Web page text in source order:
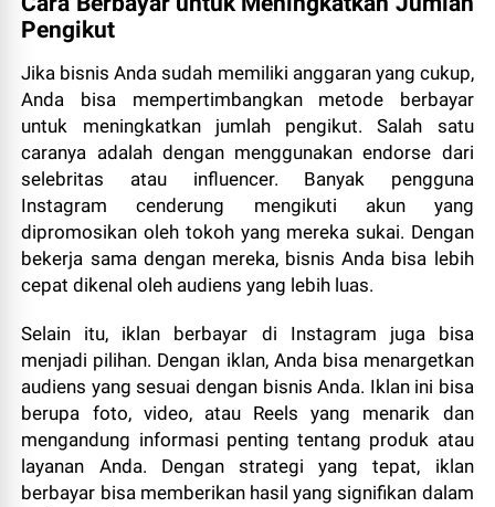
Pengikut
Jika bisnis Anda sudah memiliki anggaran yang cukup,
Anda bisa mempertimbangkan metode berbayar
untuk meningkatkan jumlah pengikut. Salah satu
caranya adalah dengan menggunakan endorse dari
selebritas atau influencer. Banyak pengguna
Instagram cenderung mengikuti akun yang
dipromosikan oleh tokoh yang mereka sukai. Dengan
bekerja sama dengan mereka, bisnis Anda bisa lebih
cepat dikenal oleh audiens yang lebih luas.
Selain itu, iklan berbayar di Instagram juga bisa
menjadi pilihan. Dengan iklan, Anda bisa menargetkan
audiens yang sesuai dengan bisnis Anda. Iklan ini bisa
berupa foto, video, atau Reels yang menarik dan
mengandung informasi penting tentang produk atau
layanan Anda. Dengan strategi yang tepat, iklan
berbayar bisa memberikan hasil yang signifikan dalam